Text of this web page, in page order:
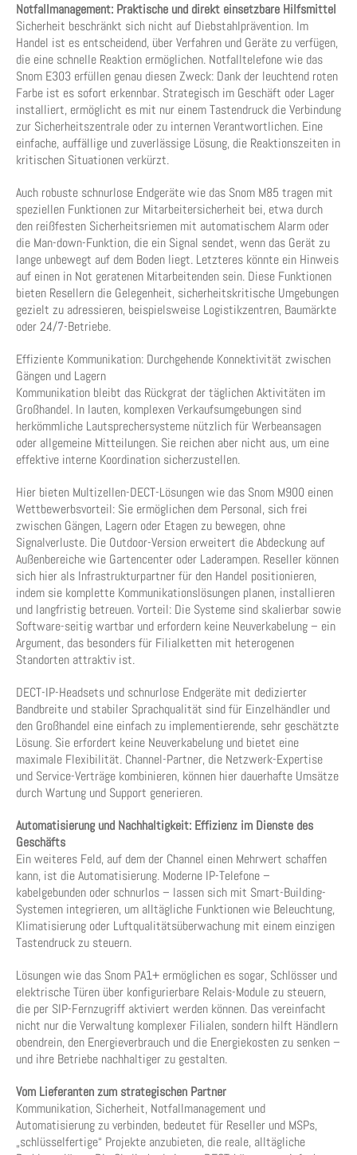
Notfallmanagement: Praktische und direkt einsetzbare Hilfsmittel
Sicherheit beschränkt sich nicht auf Diebstahlprävention. Im
Handel ist es entscheidend, über Verfahren und Geräte zu verfügen,
die eine schnelle Reaktion ermöglichen. Notfalltelefone wie das
Snom E303 erfüllen genau diesen Zweck: Dank der leuchtend roten
Farbe ist es sofort erkennbar. Strategisch im Geschäft oder Lager
installiert, ermöglicht es mit nur einem Tastendruck die Verbindung
zur Sicherheitszentrale oder zu internen Verantwortlichen. Eine
einfache, auffällige und zuverlässige Lösung, die Reaktionszeiten in
kritischen Situationen verkürzt.
Auch robuste schnurlose Endgeräte wie das Snom M85 tragen mit
speziellen Funktionen zur Mitarbeitersicherheit bei, etwa durch
den reißfesten Sicherheitsriemen mit automatischem Alarm oder
die Man-down-Funktion, die ein Signal sendet, wenn das Gerät zu
lange unbewegt auf dem Boden liegt. Letzteres könnte ein Hinweis
auf einen in Not geratenen Mitarbeitenden sein. Diese Funktionen
bieten Resellern die Gelegenheit, sicherheitskritische Umgebungen
gezielt zu adressieren, beispielsweise Logistikzentren, Baumärkte
oder 24/7-Betriebe.
Effiziente Kommunikation: Durchgehende Konnektivität zwischen
Gängen und Lagern
Kommunikation bleibt das Rückgrat der täglichen Aktivitäten im
Großhandel. In lauten, komplexen Verkaufsumgebungen sind
herkömmliche Lautsprechersysteme nützlich für Werbeansagen
oder allgemeine Mitteilungen. Sie reichen aber nicht aus, um eine
effektive interne Koordination sicherzustellen.
Hier bieten Multizellen-DECT-Lösungen wie das Snom M900 einen
Wettbewerbsvorteil: Sie ermöglichen dem Personal, sich frei
zwischen Gängen, Lagern oder Etagen zu bewegen, ohne
Signalverluste. Die Outdoor-Version erweitert die Abdeckung auf
Außenbereiche wie Gartencenter oder Laderampen. Reseller können
sich hier als Infrastrukturpartner für den Handel positionieren,
indem sie komplette Kommunikationslösungen planen, installieren
und langfristig betreuen. Vorteil: Die Systeme sind skalierbar sowie
Software-seitig wartbar und erfordern keine Neuverkabelung – ein
Argument, das besonders für Filialketten mit heterogenen
Standorten attraktiv ist.
DECT-IP-Headsets und schnurlose Endgeräte mit dedizierter
Bandbreite und stabiler Sprachqualität sind für Einzelhändler und
den Großhandel eine einfach zu implementierende, sehr geschätzte
Lösung. Sie erfordert keine Neuverkabelung und bietet eine
maximale Flexibilität. Channel-Partner, die Netzwerk-Expertise
und Service-Verträge kombinieren, können hier dauerhafte Umsätze
durch Wartung und Support generieren.
Automatisierung und Nachhaltigkeit: Effizienz im Dienste des
Geschäfts
Ein weiteres Feld, auf dem der Channel einen Mehrwert schaffen
kann, ist die Automatisierung. Moderne IP-Telefone –
kabelgebunden oder schnurlos – lassen sich mit Smart-Building-
Systemen integrieren, um alltägliche Funktionen wie Beleuchtung,
Klimatisierung oder Luftqualitätsüberwachung mit einem einzigen
Tastendruck zu steuern.
Lösungen wie das Snom PA1+ ermöglichen es sogar, Schlösser und
elektrische Türen über konfigurierbare Relais-Module zu steuern,
die per SIP-Fernzugriff aktiviert werden können. Das vereinfacht
nicht nur die Verwaltung komplexer Filialen, sondern hilft Händlern
obendrein, den Energieverbrauch und die Energiekosten zu senken –
und ihre Betriebe nachhaltiger zu gestalten.
Vom Lieferanten zum strategischen Partner
Kommunikation, Sicherheit, Notfallmanagement und
Automatisierung zu verbinden, bedeutet für Reseller und MSPs,
„schlüsselfertige“ Projekte anzubieten, die reale, alltägliche